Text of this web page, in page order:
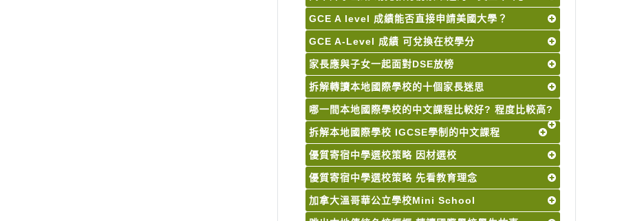
GCE A level 成績能否直接申請美國大學？
GCE A-Level 成績 可兌換在校學分
家長應與子女一起面對DSE放榜
拆解轉讀本地國際學校的十個家長迷思
哪一間本地國際學校的中文課程比較好? 程度比較高?
拆解本地國際學校 IGCSE學制的中文課程
優質寄宿中學選校策略 因材選校
優質寄宿中學選校策略 先看教育理念
加拿大溫哥華公立學校Mini School